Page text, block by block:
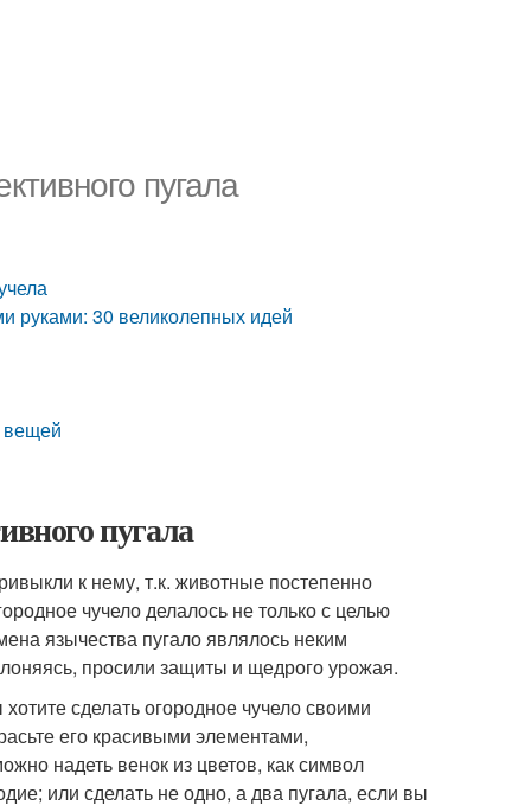
пугала
руками: 30 великолепных идей
вещей
пугала
к нему, т.к. животные постепенно
чучело делалось не только с целью
язычества пугало являлось неким
просили защиты и щедрого урожая.
сделать огородное чучело своими
его красивыми элементами,
надеть венок из цветов, как символ
или сделать не одно, а два пугала, если вы